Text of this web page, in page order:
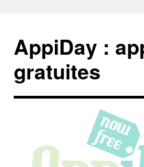
contenu
AppiDay :
gratuites